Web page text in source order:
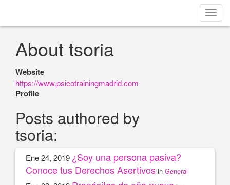
About tsoria
Website
https://www.psicotrainingmadrid.com
Profile
Posts authored by
tsoria:
Ene 24, 2019 ¿Soy una persona pasiva?
Conoce tus Derechos Asertivos in General